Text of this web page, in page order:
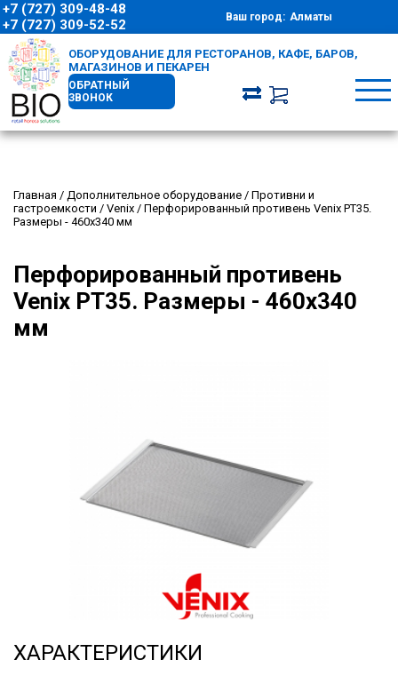
+7 (727) 309-48-48
+7 (727) 309-52-52
Ваш город: Алматы
ОБОРУДОВАНИЕ ДЛЯ РЕСТОРАНОВ, КАФЕ, БАРОВ,
МАГАЗИНОВ И ПЕКАРЕН
ОБРАТНЫЙ
ЗВОНОК
Главная / Дополнительное оборудование / Противни и
гастроемкости / Venix / Перфорированный противень Venix PT35.
Размеры - 460х340 мм
Перфорированный противень
Venix PT35. Размеры - 460х340
мм
ХАРАКТЕРИСТИКИ